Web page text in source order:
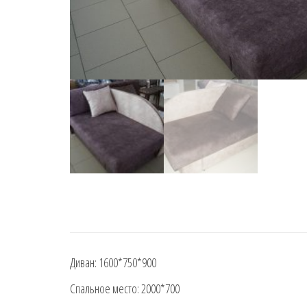
Диван: 1600*750*900
Спальное место: 2000*700